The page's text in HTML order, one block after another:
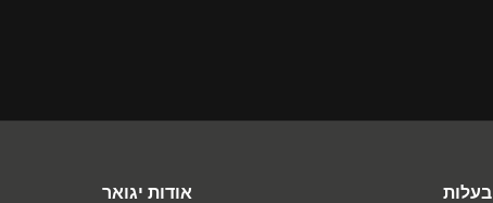
בעלות אודות יגואר